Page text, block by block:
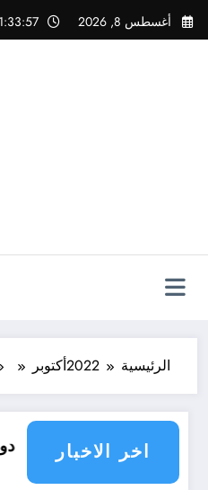
التجاوز
إلى
أغسطس 8, 2026 PM
الرئيسية 2022أكتوبر
اخر الاخبار
دولي يناشدون؟